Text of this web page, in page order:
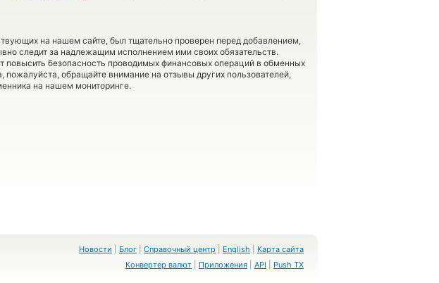
на нашем сайте, был тщательно проверен перед добавлением,
следит за надлежащим исполнением ими своих обязательств.
повысить безопасность проводимых финансовых операций в обменных
пожалуйста, обращайте внимание на отзывы других пользователей,
на нашем мониторинге.
Новости Блог Справочный центр English
Карта сайта
Конвертер валют
Приложения API Push TX